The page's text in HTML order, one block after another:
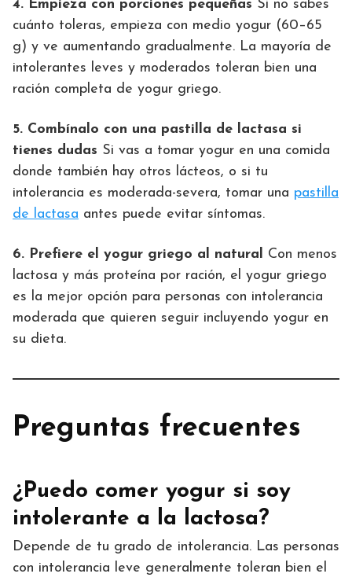
4. Empieza con porciones pequeñas Si no sabes
cuánto toleras, empieza con medio yogur (60–65
g) y ve aumentando gradualmente. La mayoría de
intolerantes leves y moderados toleran bien una
ración completa de yogur griego.
5. Combínalo con una pastilla de lactasa si
tienes dudas Si vas a tomar yogur en una comida
donde también hay otros lácteos, o si tu
intolerancia es moderada-severa, tomar una pastilla
de lactasa antes puede evitar síntomas.
6. Prefiere el yogur griego al natural Con menos
lactosa y más proteína por ración, el yogur griego
es la mejor opción para personas con intolerancia
moderada que quieren seguir incluyendo yogur en
su dieta.
Preguntas frecuentes
¿Puedo comer yogur si soy
intolerante a la lactosa?
Depende de tu grado de intolerancia. Las personas
con intolerancia leve generalmente toleran bien el